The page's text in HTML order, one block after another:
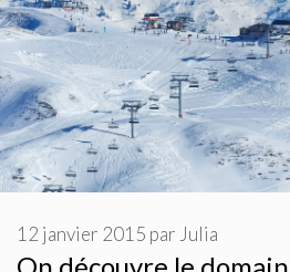
12 janvier 2015 par Julia